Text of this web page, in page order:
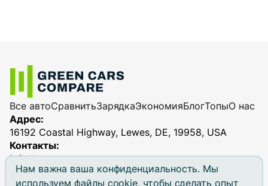
Нам важна ваша конфиденциальность. Мы
используем файлы cookie, чтобы сделать опыт
Все автоСравнитьЗарядкаЭкономияБлогТопыО нас
Адрес:
16192 Coastal Highway, Lewes, DE, 19958, USA
Контакты:
info@greencarscompare.com